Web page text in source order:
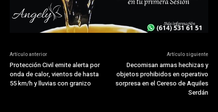
Artículo anterior
Protección Civil emite alerta por
onda de calor, vientos de hasta
55 km/h y lluvias con granizo
Artículo siguiente
Decomisan armas hechizas y
objetos prohibidos en operativo
sorpresa en el Cereso de Aquiles
Serdán